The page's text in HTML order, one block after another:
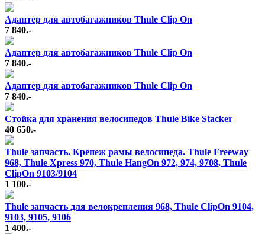
Адаптер для автобагажников Thule Clip On
7 840.-
Адаптер для автобагажников Thule Clip On
7 840.-
Адаптер для автобагажников Thule Clip On
7 840.-
Стойка для хранения велосипедов Thule Bike Stacker
40 650.-
Thule запчасть. Крепеж рамы велосипеда. Thule Freeway
968, Thule Xpress 970, Thule HangOn 972, 974, 9708, Thule
ClipOn 9103/9104
1 100.-
Thule запчасть для велокрепления 968, Thule ClipOn 9104,
9103, 9105, 9106
1 400.-